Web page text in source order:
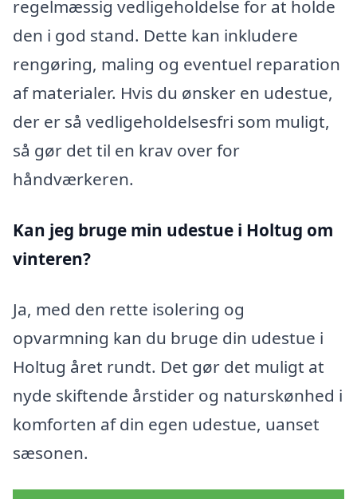
regelmæssig vedligeholdelse for at holde
den i god stand. Dette kan inkludere
rengøring, maling og eventuel reparation
af materialer. Hvis du ønsker en udestue,
der er så vedligeholdelsesfri som muligt,
så gør det til en krav over for
håndværkeren.
Kan jeg bruge min udestue i Holtug om
vinteren?
Ja, med den rette isolering og
opvarmning kan du bruge din udestue i
Holtug året rundt. Det gør det muligt at
nyde skiftende årstider og naturskønhed i
komforten af din egen udestue, uanset
sæsonen.